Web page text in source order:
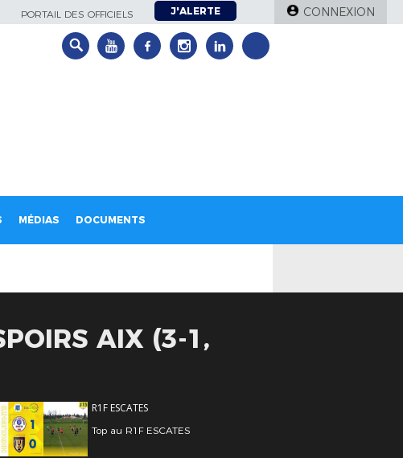
PORTAIL DES OFFICIELS J'ALERTE CONNEXION
MÉDIAS DOCUMENTS
AIX (3-1,
R1F ESCATES
Top au R1F ESCATES